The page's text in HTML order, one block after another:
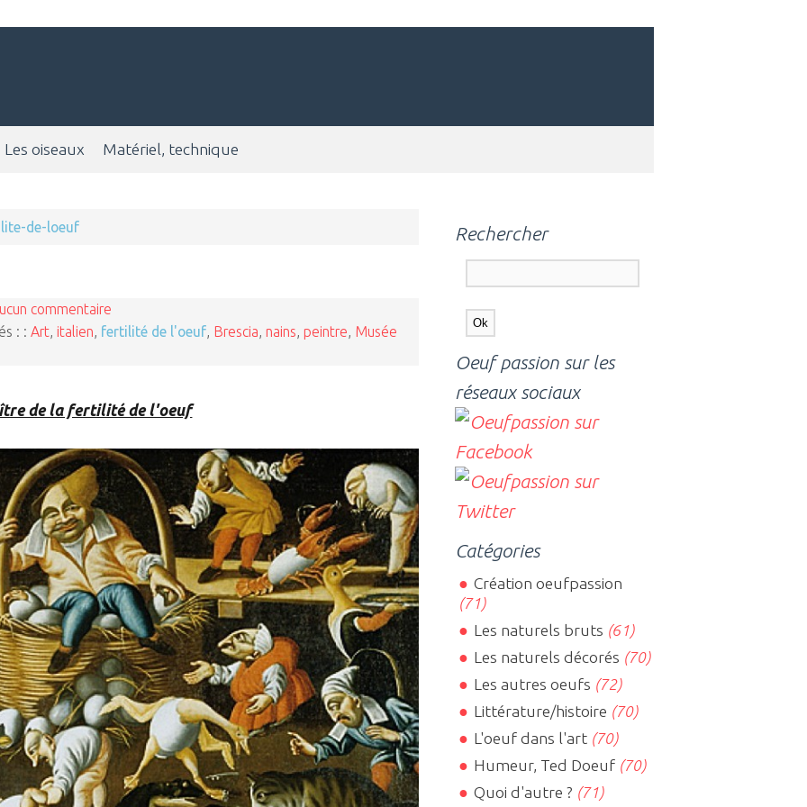
Les oiseaux Matériel, technique
de-loeuf
commentaire
: : Art italien fertilité de l'oeuf Brescia nains peintre Musée
de la fertilité de l'oeuf
Rechercher
Oeuf passion sur les
réseaux sociaux
Catégories
Création oeufpassion
(71)
Les naturels bruts (61)
Les naturels décorés (70)
Les autres oeufs (72)
Littérature/histoire (70)
L'oeuf dans l'art(70)
Humeur, Ted Doeuf(70)
Quoi d'autre ? (71)